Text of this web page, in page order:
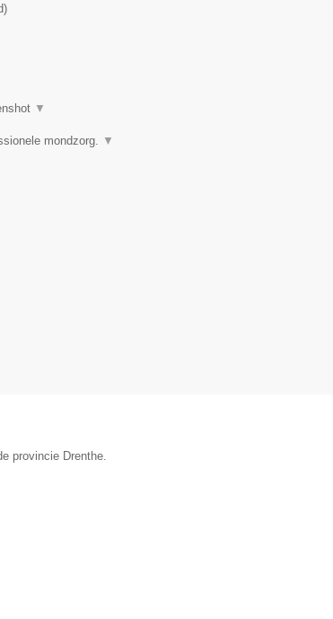
)
▼
mondzorg. ▼
provincie Drenthe.